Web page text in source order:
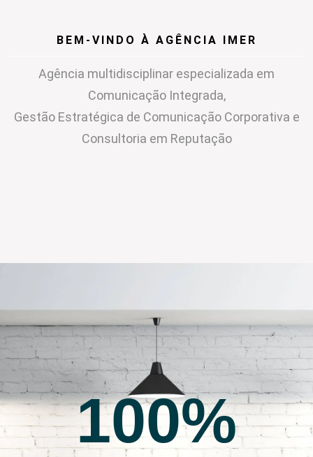
BEM-VINDO À AGÊNCIA IMER
Agência multidisciplinar especializada em
Comunicação Integrada,
Gestão Estratégica de Comunicação Corporativa e
Consultoria em Reputação
100